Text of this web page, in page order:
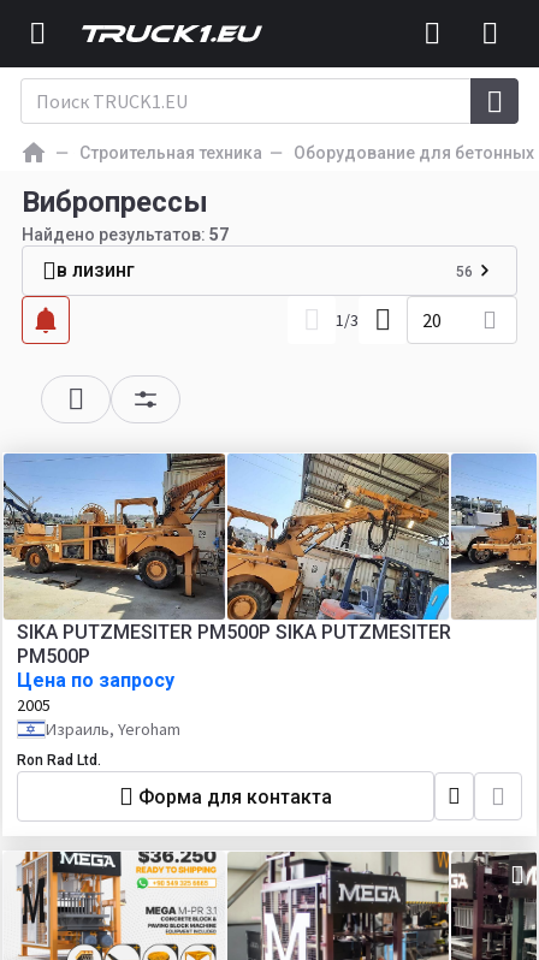
Строительная техника Оборудование для бетонных
Вибропрессы
Найдено результатов: 57
в лизинг 56
1/3 20
SIKA PUTZMESITER PM500P SIKA PUTZMESITER
PM500P
Цена по запросу
2005
Израиль, Yeroham
Ron Rad Ltd.
Форма для контакта